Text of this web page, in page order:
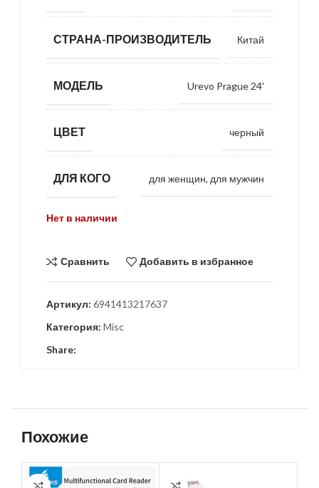
СТРАНА-ПРОИЗВОДИТЕЛЬ Китай
МОДЕЛЬ Urevo Prague 24'
ЦВЕТ черный
ДЛЯ КОГО для женщин, для мужчин
Нет в наличии
Сравнить Добавить в избранное
Артикул: 6941413217637
Категория: Misc
Share:
Похожие